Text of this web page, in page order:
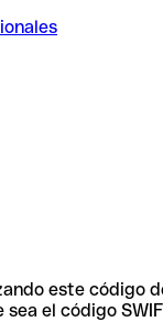
este código
el código